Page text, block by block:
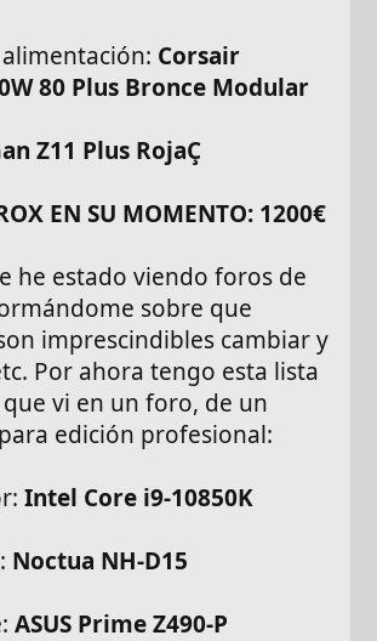
Corsair
80 Plus Bronce Modular
Z11 Plus RojaÇ
EN SU MOMENTO: 1200€
he estado viendo foros de
sobre que
imprescindibles cambiar y
Por ahora tengo esta lista
vi en un foro, de un
edición profesional:
Intel Core i9-10850K
Noctua NH-D15
ASUS Prime Z490-P